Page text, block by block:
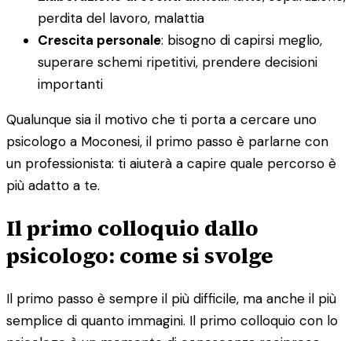
perdita del lavoro, malattia
Crescita personale: bisogno di capirsi meglio,
superare schemi ripetitivi, prendere decisioni
importanti
Qualunque sia il motivo che ti porta a cercare uno
psicologo a Moconesi, il primo passo è parlarne con
un professionista: ti aiuterà a capire quale percorso è
più adatto a te.
Il primo colloquio dallo
psicologo: come si svolge
Il primo passo è sempre il più difficile, ma anche il più
semplice di quanto immagini. Il primo colloquio con lo